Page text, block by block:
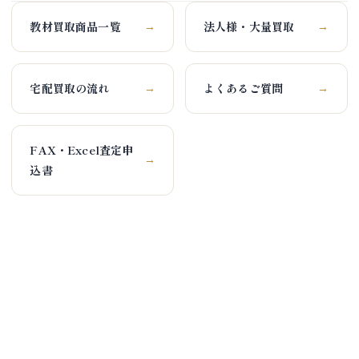
教材買取商品一覧 → 法人様・大量買取 →
宅配買取の流れ → よくあるご質問 →
FAX・Excel査定申
込書
→